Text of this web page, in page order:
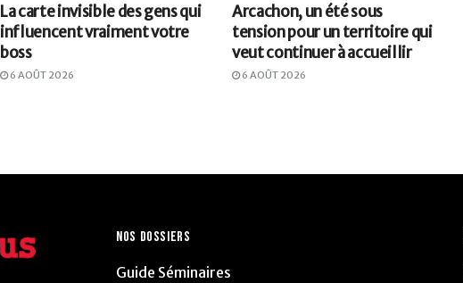
La carte invisible des gens qui
influencent vraiment votre
boss
6 AOÛT 2026
Arcachon, un été sous
tension pour un territoire qui
veut continuer à accueillir
6 AOÛT 2026
NOS DOSSIERS
Guide Séminaires